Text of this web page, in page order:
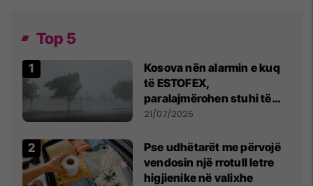
Top 5
Kosova nën alarmin e kuq
të ESTOFEX,
paralajmërohen stuhi të
fuqishme me breshër dhe
21/07/2026
Pse udhëtarët me përvojë
vendosin një rrotull letre
higjienike në valixhe